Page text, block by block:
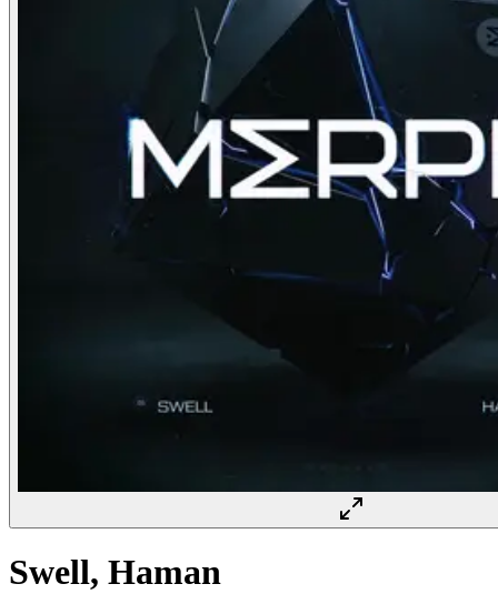
Swell, Haman